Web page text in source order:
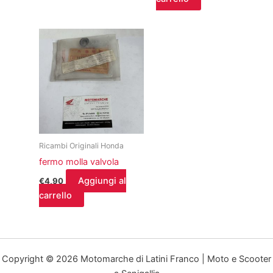
Ricambi Originali Honda
fermo molla valvola
€4,90
Aggiungi al
carrello
Copyright © 2026 Motomarche di Latini Franco | Moto e Scooter